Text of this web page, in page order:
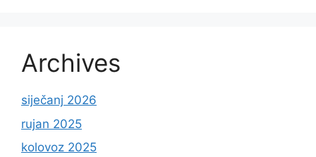
Archives
siječanj 2026
rujan 2025
kolovoz 2025